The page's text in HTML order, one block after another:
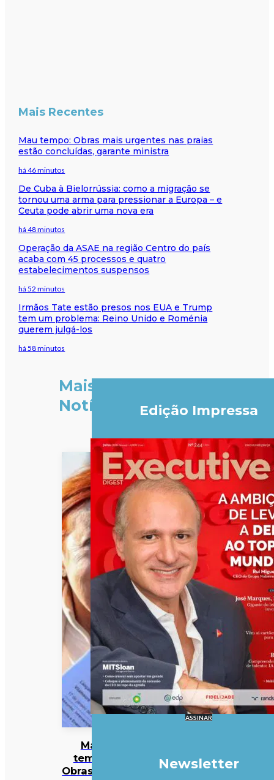
Mais Recentes
Mau tempo: Obras mais urgentes nas praias
estão concluídas, garante ministra
há 46 minutos
De Cuba à Bielorrússia: como a migração se
tornou uma arma para pressionar a Europa – e
Ceuta pode abrir uma nova era
há 48 minutos
Operação da ASAE na região Centro do país
acaba com 45 processos e quatro
estabelecimentos suspensos
há 52 minutos
Irmãos Tate estão presos nos EUA e Trump
tem um problema: Reino Unido e Roménia
querem julgá-los
há 58 minutos
Mais
Notícias
Mau
tempo:
Obras mais
Edição Impressa
ASSINAR
Newsletter